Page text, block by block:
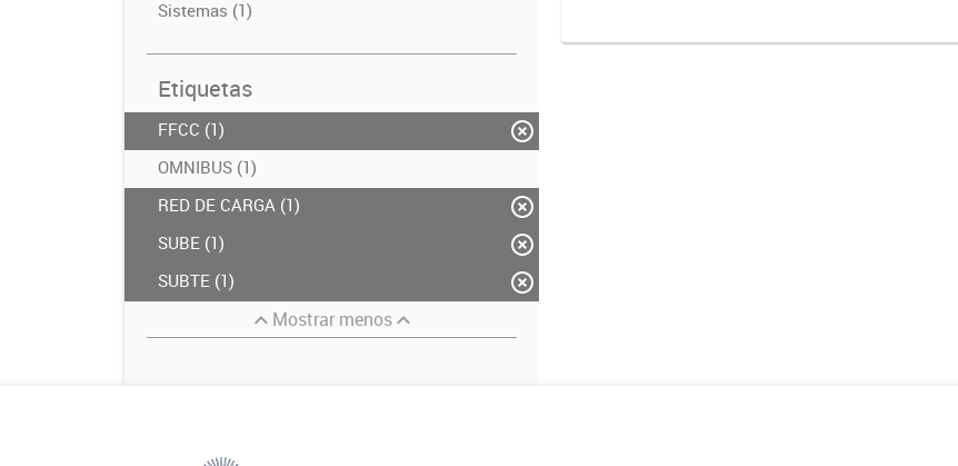
Sistemas (1)
Etiquetas
FFCC (1)
OMNIBUS (1)
RED DE CARGA (1)
SUBE (1)
SUBTE (1)
Mostrar menos